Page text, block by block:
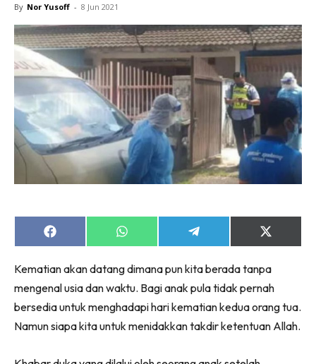
By Nor Yusoff - 8 Jun 2021
Share
on
Share
on
Share
on
Share
on
(Twitter)
Kematian akan datang dimana pun kita berada tanpa
mengenal usia dan waktu. Bagi anak pula tidak pernah
bersedia untuk menghadapi hari kematian kedua orang tua.
Namun siapa kita untuk menidakkan takdir ketentuan Allah.